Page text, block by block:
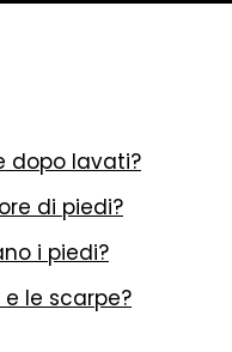
dopo lavati?
di piedi?
i piedi?
le scarpe?